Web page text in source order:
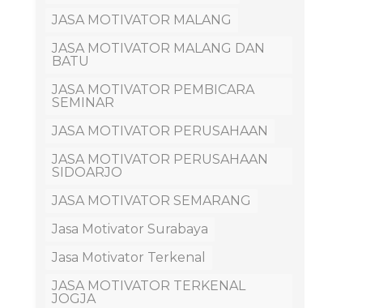
JASA MOTIVATOR MALANG
JASA MOTIVATOR MALANG DAN
BATU
JASA MOTIVATOR PEMBICARA
SEMINAR
JASA MOTIVATOR PERUSAHAAN
JASA MOTIVATOR PERUSAHAAN
SIDOARJO
JASA MOTIVATOR SEMARANG
Jasa Motivator Surabaya
Jasa Motivator Terkenal
JASA MOTIVATOR TERKENAL
JOGJA